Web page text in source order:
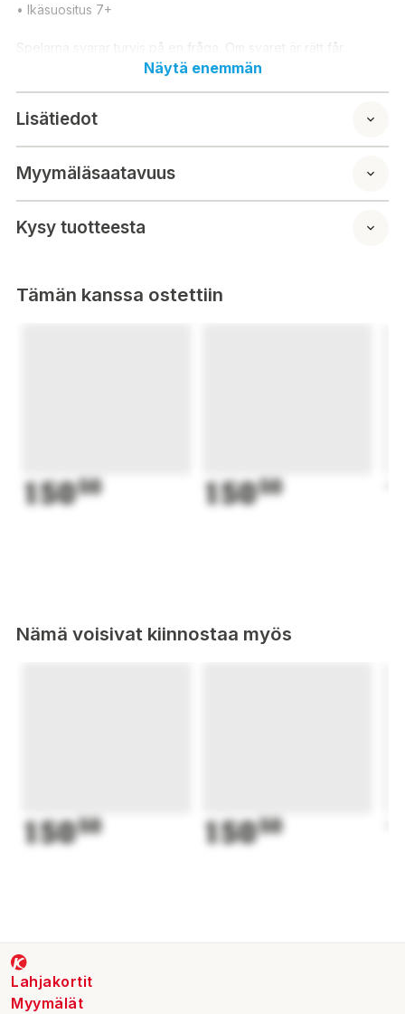
• Ikäsuositus 7+
Spelarna svarar turvis på en fråga. Om svaret är rätt får
spelaren behålla svarsmarkören. Men lönar det
först når 30 poäng vinner spelet.
Näytä enemmän
Lisätiedot
Myymäläsaatavuus
Kysy tuotteesta
Tämän kanssa ostettiin
15050 15050
Nämä voisivat kiinnostaa myös
15050 15050
Lahjakortit
Myymälät